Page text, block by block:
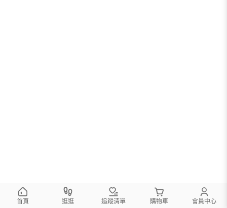
首頁 逛逛 追蹤清單 購物車 會員中心